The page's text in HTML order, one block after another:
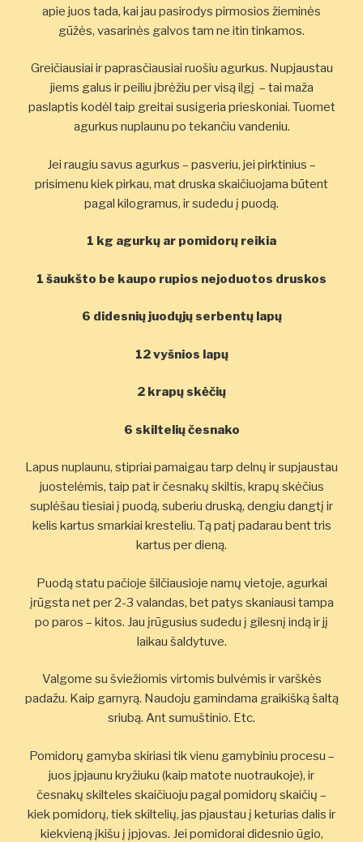
apie juos tada, kai jau pasirodys pirmosios žieminės
gūžės, vasarinės galvos tam ne itin tinkamos.
Greičiausiai ir paprasčiausiai ruošiu agurkus. Nupjaustau
jiems galus ir peiliu įbrėžiu per visą ilgį – tai maža
paslaptis kodėl taip greitai susigeria prieskoniai. Tuomet
agurkus nuplaunu po tekančiu vandeniu.
Jei raugiu savus agurkus – pasveriu, jei pirktinius –
prisimenu kiek pirkau, mat druska skaičiuojama būtent
pagal kilogramus, ir sudedu į puodą.
1 kg agurkų ar pomidorų reikia
1 šaukšto be kaupo rupios nejoduotos druskos
6 didesnių juodųjų serbentų lapų
12 vyšnios lapų
2 krapų skėčių
6 skiltelių česnako
Lapus nuplaunu, stipriai pamaigau tarp delnų ir supjaustau
juostelėmis, taip pat ir česnakų skiltis, krapų skėčius
suplėšau tiesiai į puodą, suberiu druską, dengiu dangtį ir
kelis kartus smarkiai kresteliu. Tą patį padarau bent tris
kartus per dieną.
Puodą statu pačioje šilčiausioje namų vietoje, agurkai
įrūgsta net per 2-3 valandas, bet patys skaniausi tampa
po paros – kitos. Jau įrūgusius sudedu į gilesnį indą ir jį
laikau šaldytuve.
Valgome su šviežiomis virtomis bulvėmis ir varškės
padažu. Kaip garnyrą. Naudoju gamindama graikišką šaltą
sriubą. Ant sumuštinio. Etc.
Pomidorų gamyba skiriasi tik vienu gamybiniu procesu –
juos įpjaunu kryžiuku (kaip matote nuotraukoje), ir
česnakų skilteles skaičiuoju pagal pomidorų skaičių –
kiek pomidorų, tiek skiltelių, jas pjaustau į keturias dalis ir
kiekvieną įkišu į įpjovas. Jei pomidorai didesnio ūgio,